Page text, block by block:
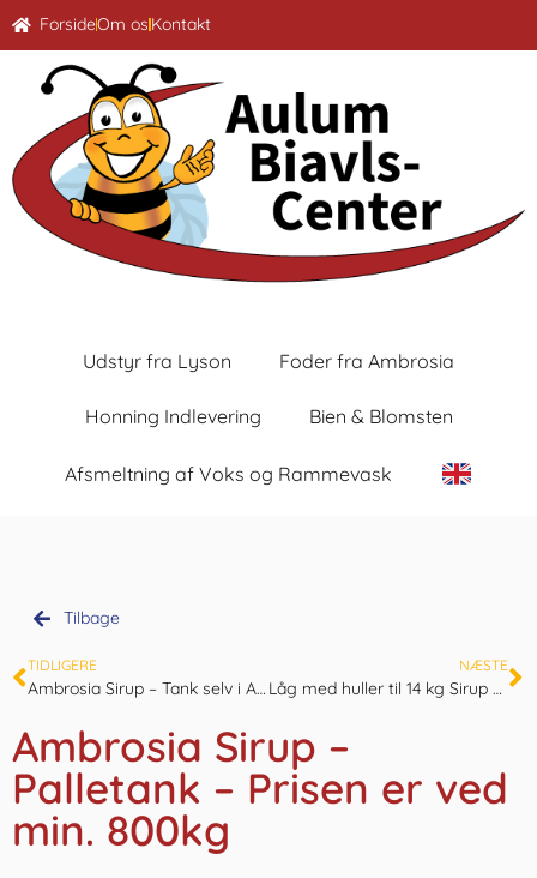
ForsideOm osKontakt
Udstyr fra Lyson Foder fra Ambrosia
Honning Indlevering Bien & Blomsten
Afsmeltning af Voks og Rammevask
Tilbage
TIDLIGERE
Ambrosia Sirup – Tank selv i Aulum
NÆSTE
Låg med huller til 14 kg Sirup spand
Ambrosia Sirup –
Palletank – Prisen er ved
min. 800kg